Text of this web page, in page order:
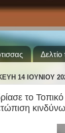
14 ΙΟΥΝΊΟΥ
το